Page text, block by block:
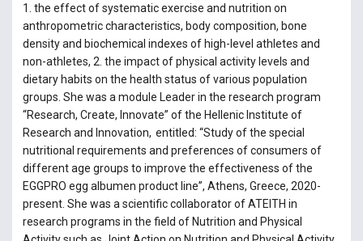
1. the effect of systematic exercise and nutrition on
anthropometric characteristics, body composition, bone
density and biochemical indexes of high-level athletes and
non-athletes, 2. the impact of physical activity levels and
dietary habits on the health status of various population
groups. She was a module Leader in the research program
“Research, Create, Innovate” of the Hellenic Institute of
Research and Innovation, entitled: “Study of the special
nutritional requirements and preferences of consumers of
different age groups to improve the effectiveness of the
EGGPRO egg albumen product line”, Athens, Greece, 2020-
present. She was a scientific collaborator of ATEITH in
research programs in the field of Nutrition and Physical